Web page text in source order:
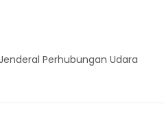
Perhubungan Udara